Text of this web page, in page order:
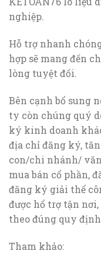
nghiệp.
Hỗ trợ nhanh
hợp sẽ mang đến
lòng tuyệt đối.
Bên cạnh bổ sung
ty còn chúng quý
ký kinh doanh
địa chỉ đăng ký,
con/chi nhánh/
mua bán cổ phần,
đăng ký giải thể
được hổ trợ tận
theo đúng quy
Tham khảo: